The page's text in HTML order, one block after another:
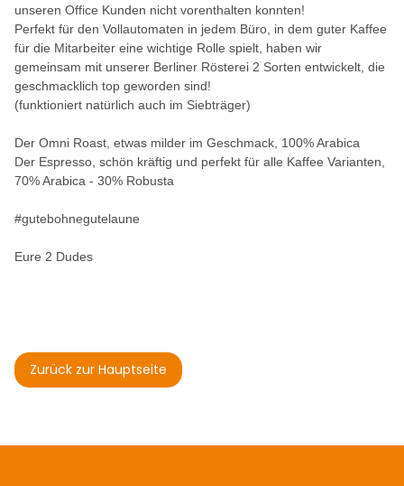
unseren Office Kunden nicht vorenthalten konnten!
Perfekt für den Vollautomaten in jedem Büro, in dem guter Kaffee
für die Mitarbeiter eine wichtige Rolle spielt, haben wir
gemeinsam mit unserer Berliner Rösterei 2 Sorten entwickelt, die
geschmacklich top geworden sind!
(funktioniert natürlich auch im Siebträger)
Der Omni Roast, etwas milder im Geschmack, 100% Arabica
Der Espresso, schön kräftig und perfekt für alle Kaffee Varianten,
70% Arabica - 30% Robusta
#gutebohnegutelaune
Eure 2 Dudes
Zurück zur Hauptseite